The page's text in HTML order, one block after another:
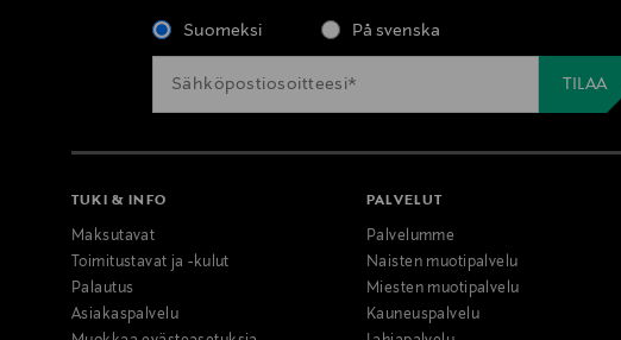
Suomeksi På svenska
TUKI & INFO
Maksutavat
Toimitustavat ja -kulut
Palautus
Asiakaspalvelu
PALVELUT
Palvelumme
Naisten muotipalvelu
Miesten muotipalvelu
Kauneuspalvelu